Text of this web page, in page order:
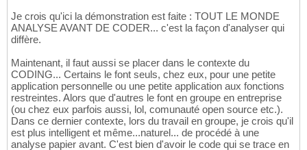
Je crois qu'ici la démonstration est faite : TOUT LE MONDE
ANALYSE AVANT DE CODER... c'est la façon d'analyser qui
diffère.
Maintenant, il faut aussi se placer dans le contexte du
CODING... Certains le font seuls, chez eux, pour une petite
application personnelle ou une petite application aux fonctions
restreintes. Alors que d'autres le font en groupe en entreprise
(ou chez eux parfois aussi, lol, comunauté open source etc.).
Dans ce dernier contexte, lors du travail en groupe, je crois qu'il
est plus intelligent et même...naturel... de procédé à une
analyse papier avant. C'est bien d'avoir le code qui se trace en